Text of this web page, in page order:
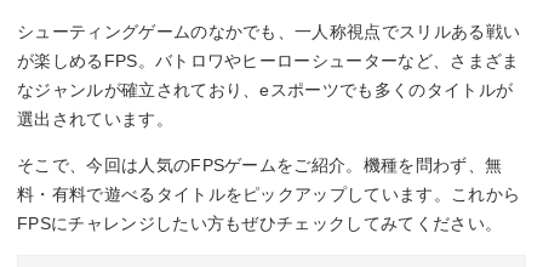
シューティングゲームのなかでも、一人称視点でスリルある戦い
が楽しめるFPS。バトロワやヒーローシューターなど、さまざま
なジャンルが確立されており、eスポーツでも多くのタイトルが
選出されています。
そこで、今回は人気のFPSゲームをご紹介。機種を問わず、無
料・有料で遊べるタイトルをピックアップしています。これから
FPSにチャレンジしたい方もぜひチェックしてみてください。